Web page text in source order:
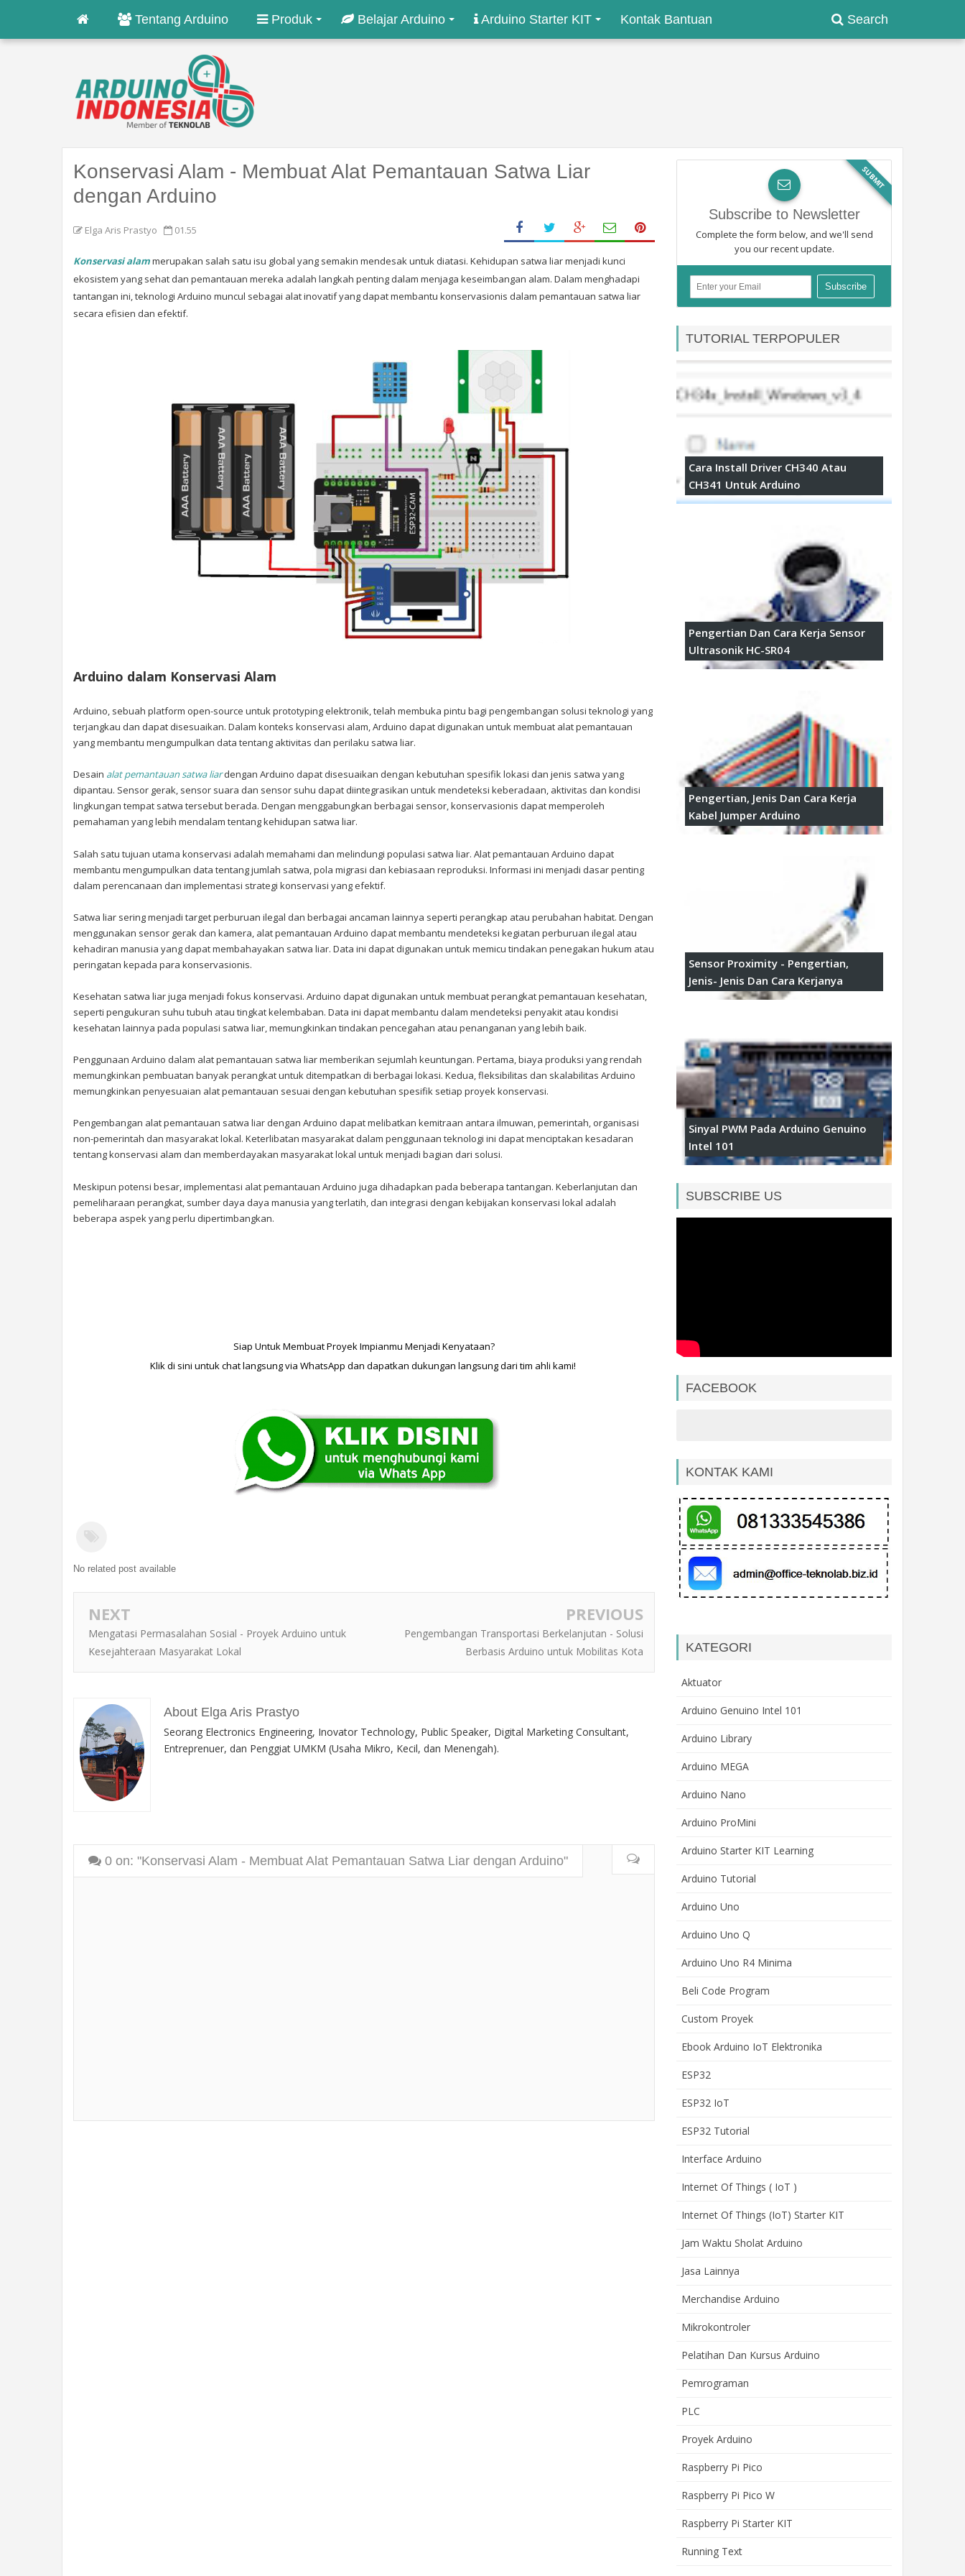
Search
Tentang Arduino Produk Belajar Arduino Arduino Starter KIT Kontak Bantuan
Konservasi Alam - Membuat Alat Pemantauan Satwa Liar
dengan Arduino
Elga Aris Prastyo 01.55
Konservasi alammerupakan salah satu isu global yang semakin mendesak untuk diatasi. Kehidupan satwa liar menjadi kunci
ekosistem yang sehat dan pemantauan mereka adalah langkah penting dalam menjaga keseimbangan alam. Dalam menghadapi
tantangan ini, teknologi Arduino muncul sebagai alat inovatif yang dapat membantu konservasionis dalam pemantauan satwa liar
secara efisien dan efektif.
Arduino dalam Konservasi Alam
Arduino, sebuah platform open-source untuk prototyping elektronik, telah membuka pintu bagi pengembangan solusi teknologi yang
terjangkau dan dapat disesuaikan. Dalam konteks konservasi alam, Arduino dapat digunakan untuk membuat alat pemantauan
yang membantu mengumpulkan data tentang aktivitas dan perilaku satwa liar.
Desain alat pemantauan satwa liardengan Arduino dapat disesuaikan dengan kebutuhan spesifik lokasi dan jenis satwa yang
dipantau. Sensor gerak, sensor suara dan sensor suhu dapat diintegrasikan untuk mendeteksi keberadaan, aktivitas dan kondisi
lingkungan tempat satwa tersebut berada. Dengan menggabungkan berbagai sensor, konservasionis dapat memperoleh
pemahaman yang lebih mendalam tentang kehidupan satwa liar.
Salah satu tujuan utama konservasi adalah memahami dan melindungi populasi satwa liar. Alat pemantauan Arduino dapat
membantu mengumpulkan data tentang jumlah satwa, pola migrasi dan kebiasaan reproduksi. Informasi ini menjadi dasar penting
dalam perencanaan dan implementasi strategi konservasi yang efektif.
Satwa liar sering menjadi target perburuan ilegal dan berbagai ancaman lainnya seperti perangkap atau perubahan habitat. Dengan
menggunakan sensor gerak dan kamera, alat pemantauan Arduino dapat membantu mendeteksi kegiatan perburuan ilegal atau
kehadiran manusia yang dapat membahayakan satwa liar. Data ini dapat digunakan untuk memicu tindakan penegakan hukum atau
peringatan kepada para konservasionis.
Kesehatan satwa liar juga menjadi fokus konservasi. Arduino dapat digunakan untuk membuat perangkat pemantauan kesehatan,
seperti pengukuran suhu tubuh atau tingkat kelembaban. Data ini dapat membantu dalam mendeteksi penyakit atau kondisi
kesehatan lainnya pada populasi satwa liar, memungkinkan tindakan pencegahan atau penanganan yang lebih baik.
Penggunaan Arduino dalam alat pemantauan satwa liar memberikan sejumlah keuntungan. Pertama, biaya produksi yang rendah
memungkinkan pembuatan banyak perangkat untuk ditempatkan di berbagai lokasi. Kedua, fleksibilitas dan skalabilitas Arduino
memungkinkan penyesuaian alat pemantauan sesuai dengan kebutuhan spesifik setiap proyek konservasi.
Pengembangan alat pemantauan satwa liar dengan Arduino dapat melibatkan kemitraan antara ilmuwan, pemerintah, organisasi
non-pemerintah dan masyarakat lokal. Keterlibatan masyarakat dalam penggunaan teknologi ini dapat menciptakan kesadaran
tentang konservasi alam dan memberdayakan masyarakat lokal untuk menjadi bagian dari solusi.
Meskipun potensi besar, implementasi alat pemantauan Arduino juga dihadapkan pada beberapa tantangan. Keberlanjutan dan
pemeliharaan perangkat, sumber daya daya manusia yang terlatih, dan integrasi dengan kebijakan konservasi lokal adalah
beberapa aspek yang perlu dipertimbangkan.
Siap Untuk Membuat Proyek Impianmu Menjadi Kenyataan?
Klik di sini untuk chat langsung via WhatsApp dan dapatkan dukungan langsung dari tim ahli kami!
No related post available
NEXT
Mengatasi Permasalahan Sosial - Proyek Arduino untuk
Kesejahteraan Masyarakat Lokal
PREVIOUS
Pengembangan Transportasi Berkelanjutan - Solusi
Berbasis Arduino untuk Mobilitas Kota
About Elga Aris Prastyo
Seorang Electronics Engineering, Inovator Technology, Public Speaker, Digital Marketing Consultant,
Entreprenuer, dan Penggiat UMKM (Usaha Mikro, Kecil, dan Menengah).
0 on: "Konservasi Alam - Membuat Alat Pemantauan Satwa Liar dengan Arduino"
SUBMIT
Subscribe to Newsletter
Complete the form below, and we'll send
you our recent update.
TUTORIAL TERPOPULER
Cara Install Driver CH340 Atau
CH341 Untuk Arduino
Pengertian Dan Cara Kerja Sensor
Ultrasonik HC-SR04
Pengertian, Jenis Dan Cara Kerja
Kabel Jumper Arduino
Sensor Proximity - Pengertian,
Jenis- Jenis Dan Cara Kerjanya
Sinyal PWM Pada Arduino Genuino
Intel 101
SUBSCRIBE US
FACEBOOK
KONTAK KAMI
KATEGORI
Aktuator
Arduino Genuino Intel 101
Arduino Library
Arduino MEGA
Arduino Nano
Arduino ProMini
Arduino Starter KIT Learning
Arduino Tutorial
Arduino Uno
Arduino Uno Q
Arduino Uno R4 Minima
Beli Code Program
Custom Proyek
Ebook Arduino IoT Elektronika
ESP32
ESP32 IoT
ESP32 Tutorial
Interface Arduino
Internet Of Things ( IoT )
Internet Of Things (IoT) Starter KIT
Jam Waktu Sholat Arduino
Jasa Lainnya
Merchandise Arduino
Mikrokontroler
Pelatihan Dan Kursus Arduino
Pemrograman
PLC
Proyek Arduino
Raspberry Pi Pico
Raspberry Pi Pico W
Raspberry Pi Starter KIT
Running Text